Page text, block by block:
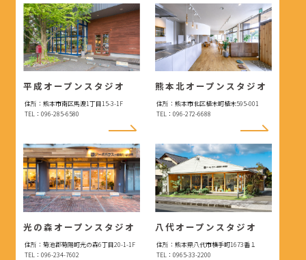
平成オープンスタジオ
住所：熊本市南区馬渡1丁目15-3-1F
TEL：096-285-6580
熊本北オープンスタジオ
住所：熊本市北区植木町植木595-001
TEL：096-272-6688
光の森オープンスタジオ
住所：菊池郡菊陽町光の森6丁目20-1-1F
TEL：096-234-7602
八代オープンスタジオ
住所：熊本県八代市横手町1673番１
TEL：0965-33-2200